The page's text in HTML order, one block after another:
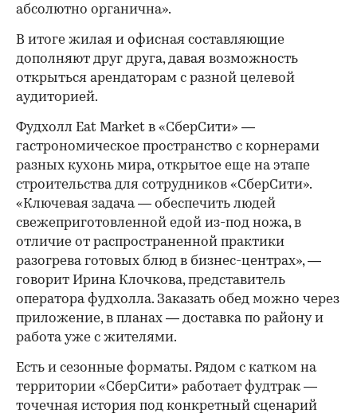
абсолютно органична».
В итоге жилая и офисная составляющие
дополняют друг друга, давая возможность
открыться арендаторам с разной целевой
аудиторией.
Фудхолл Eat Market в «СберСити» —
гастрономическое пространство с корнерами
разных кухонь мира, открытое еще на этапе
строительства для сотрудников «СберСити».
«Ключевая задача — обеспечить людей
свежеприготовленной едой из-под ножа, в
отличие от распространенной практики
разогрева готовых блюд в бизнес-центрах», —
говорит Ирина Клочкова, представитель
оператора фудхолла. Заказать обед можно через
приложение, в планах — доставка по району и
работа уже с жителями.
Есть и сезонные форматы. Рядом с катком на
территории «СберСити» работает фудтрак —
точечная история под конкретный сценарий